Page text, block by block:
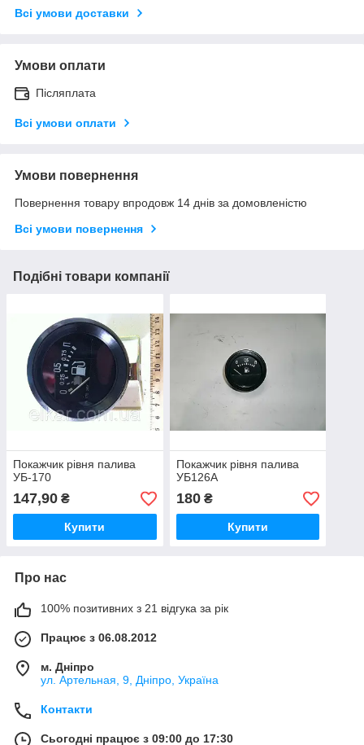
Всі умови доставки
Умови оплати
Післяплата
Всі умови оплати
Умови повернення
Повернення товару впродовж 14 днів за домовленістю
Всі умови повернення
Подібні товари компанії
Покажчик рівня палива
УБ-170
147,90 ₴
Купити
Покажчик рівня палива
УБ126А
180₴
Купити
Про нас
100% позитивних з 21 відгука за рік
Працює з 06.08.2012
м. Дніпро
ул. Артельная, 9, Дніпро, Україна
Контакти
Сьогодні працює з 09:00 до 17:30